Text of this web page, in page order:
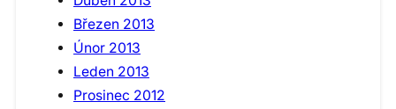
Březen 2013
Únor 2013
Leden 2013
Prosinec 2012